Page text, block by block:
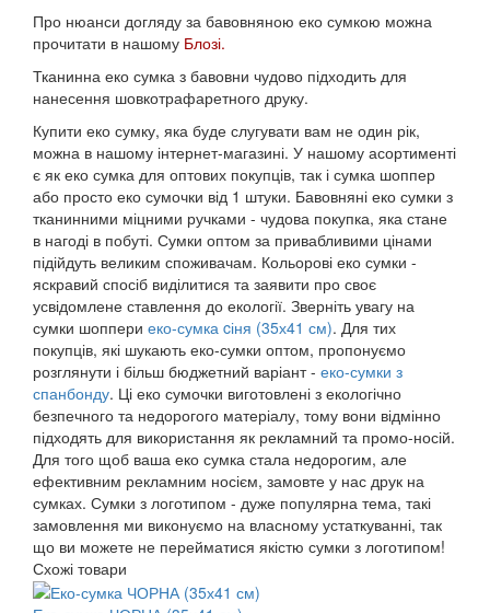
Про нюанси догляду за бавовняною еко сумкою можна
прочитати в нашому Блозі.
Тканинна еко сумка з бавовни чудово підходить для
нанесення шовкотрафаретного друку.
Купити еко сумку, яка буде слугувати вам не один рік,
можна в нашому інтернет-магазині. У нашому асортименті
є як еко сумка для оптових покупців, так і сумка шоппер
або просто еко сумочки від 1 штуки. Бавовняні еко сумки з
тканинними міцними ручками - чудова покупка, яка стане
в нагоді в побуті. Сумки оптом за привабливими цінами
підійдуть великим споживачам. Кольорові еко сумки -
яскравий спосіб виділитися та заявити про своє
усвідомлене ставлення до екології. Зверніть увагу на
сумки шоппери еко-сумка cіня (35х41 см). Для тих
покупців, які шукають еко-сумки оптом, пропонуємо
розглянути і більш бюджетний варіант - еко-сумки з
спанбонду. Ці еко сумочки виготовлені з екологічно
безпечного та недорогого матеріалу, тому вони відмінно
підходять для використання як рекламний та промо-носій.
Для того щоб ваша еко сумка стала недорогим, але
ефективним рекламним носієм, замовте у нас друк на
сумках. Сумки з логотипом - дуже популярна тема, такі
замовлення ми виконуємо на власному устаткуванні, так
що ви можете не перейматися якістю сумки з логотипом!
Схожі товари